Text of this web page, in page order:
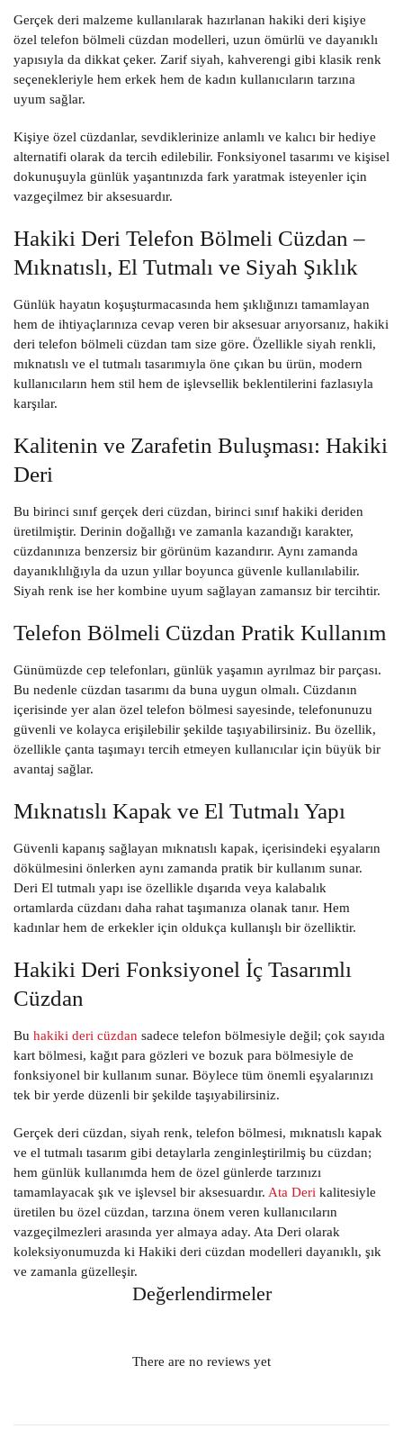
Gerçek deri malzeme kullanılarak hazırlanan hakiki deri kişiye
özel telefon bölmeli cüzdan modelleri, uzun ömürlü ve dayanıklı
yapısıyla da dikkat çeker. Zarif siyah, kahverengi gibi klasik renk
seçenekleriyle hem erkek hem de kadın kullanıcıların tarzına
uyum sağlar.
Kişiye özel cüzdanlar, sevdiklerinize anlamlı ve kalıcı bir hediye
alternatifi olarak da tercih edilebilir. Fonksiyonel tasarımı ve kişisel
dokunuşuyla günlük yaşantınızda fark yaratmak isteyenler için
vazgeçilmez bir aksesuardır.
Hakiki Deri Telefon Bölmeli Cüzdan –
Mıknatıslı, El Tutmalı ve Siyah Şıklık
Günlük hayatın koşuşturmacasında hem şıklığınızı tamamlayan
hem de ihtiyaçlarınıza cevap veren bir aksesuar arıyorsanız, hakiki
deri telefon bölmeli cüzdan tam size göre. Özellikle siyah renkli,
mıknatıslı ve el tutmalı tasarımıyla öne çıkan bu ürün, modern
kullanıcıların hem stil hem de işlevsellik beklentilerini fazlasıyla
karşılar.
Kalitenin ve Zarafetin Buluşması: Hakiki
Deri
Bu birinci sınıf gerçek deri cüzdan, birinci sınıf hakiki deriden
üretilmiştir. Derinin doğallığı ve zamanla kazandığı karakter,
cüzdanınıza benzersiz bir görünüm kazandırır. Aynı zamanda
dayanıklılığıyla da uzun yıllar boyunca güvenle kullanılabilir.
Siyah renk ise her kombine uyum sağlayan zamansız bir tercihtir.
Telefon Bölmeli Cüzdan Pratik Kullanım
Günümüzde cep telefonları, günlük yaşamın ayrılmaz bir parçası.
Bu nedenle cüzdan tasarımı da buna uygun olmalı. Cüzdanın
içerisinde yer alan özel telefon bölmesi sayesinde, telefonunuzu
güvenli ve kolayca erişilebilir şekilde taşıyabilirsiniz. Bu özellik,
özellikle çanta taşımayı tercih etmeyen kullanıcılar için büyük bir
avantaj sağlar.
Mıknatıslı Kapak ve El Tutmalı Yapı
Güvenli kapanış sağlayan mıknatıslı kapak, içerisindeki eşyaların
dökülmesini önlerken aynı zamanda pratik bir kullanım sunar.
Deri El tutmalı yapı ise özellikle dışarıda veya kalabalık
ortamlarda cüzdanı daha rahat taşımanıza olanak tanır. Hem
kadınlar hem de erkekler için oldukça kullanışlı bir özelliktir.
Hakiki Deri Fonksiyonel İç Tasarımlı
Cüzdan
Bu hakiki deri cüzdan sadece telefon bölmesiyle değil; çok sayıda
kart bölmesi, kağıt para gözleri ve bozuk para bölmesiyle de
fonksiyonel bir kullanım sunar. Böylece tüm önemli eşyalarınızı
tek bir yerde düzenli bir şekilde taşıyabilirsiniz.
Gerçek deri cüzdan, siyah renk, telefon bölmesi, mıknatıslı kapak
ve el tutmalı tasarım gibi detaylarla zenginleştirilmiş bu cüzdan;
hem günlük kullanımda hem de özel günlerde tarzınızı
tamamlayacak şık ve işlevsel bir aksesuardır. Ata Deri kalitesiyle
üretilen bu özel cüzdan, tarzına önem veren kullanıcıların
vazgeçilmezleri arasında yer almaya aday. Ata Deri olarak
koleksiyonumuzda ki Hakiki deri cüzdan modelleri dayanıklı, şık
ve zamanla güzelleşir.
Değerlendirmeler
There are no reviews yet